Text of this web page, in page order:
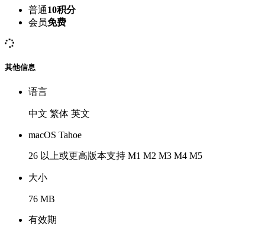
普通10积分
会员免费
其他信息
语言
中文 繁体 英文
macOS Tahoe
26 以上或更高版本支持 M1 M2 M3 M4 M5
大小
76 MB
有效期